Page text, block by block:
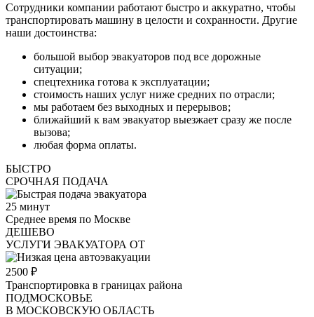
Сотрудники компании работают быстро и аккуратно, чтобы
транспортировать машину в целости и сохранности. Другие
наши достоинства:
большой выбор эвакуаторов под все дорожные
ситуации;
спецтехника готова к эксплуатации;
стоимость наших услуг ниже средних по отрасли;
мы работаем без выходных и перерывов;
ближайший к вам эвакуатор выезжает сразу же после
вызова;
любая форма оплаты.
БЫСТРО
СРОЧНАЯ ПОДАЧА
25 минут
Среднее время по Москве
ДЕШЕВО
УСЛУГИ ЭВАКУАТОРА ОТ
2500 ₽
Транспортировка в границах района
ПОДМОСКОВЬЕ
В МОСКОВСКУЮ ОБЛАСТЬ